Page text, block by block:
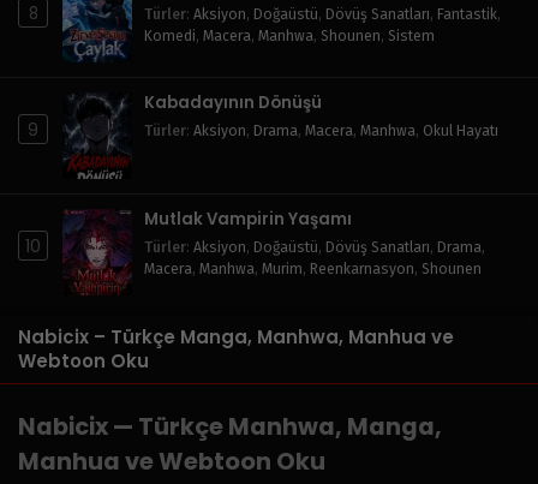
8 Türler: Aksiyon, Doğaüstü, Dövüş Sanatları, Fantastik,
Komedi, Macera, Manhwa, Shounen, Sistem
9
Kabadayının Dönüşü
Türler: Aksiyon, Drama, Macera, Manhwa, Okul Hayatı
10
Mutlak Vampirin Yaşamı
Türler: Aksiyon, Doğaüstü, Dövüş Sanatları, Drama,
Macera, Manhwa, Murim, Reenkarnasyon, Shounen
Nabicix – Türkçe Manga, Manhwa, Manhua ve
Webtoon Oku
Nabicix — Türkçe Manhwa, Manga,
Manhua ve Webtoon Oku